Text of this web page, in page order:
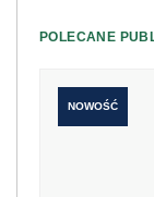
POLECANE
NOWOŚĆ